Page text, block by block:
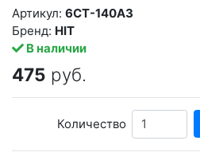
В наличии
Бренд: HIT
Артикул: 6СТ-140АЗ
475 руб.
Количество